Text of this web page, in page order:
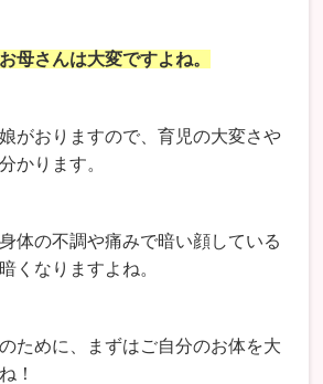
母さんは大変ですよね。
がおりますので、育児の大変さや
かります。
体の不調や痛みで暗い顔している
くなりますよね。
ために、まずはご自分のお体を大
！